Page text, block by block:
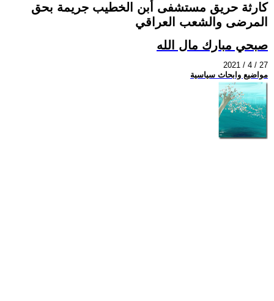
كارثة حريق مستشفى أبن الخطيب جريمة بحق
المرضى والشعب العراقي
صبحي مبارك مال الله
2021 / 4 / 27
مواضيع وابحاث سياسية